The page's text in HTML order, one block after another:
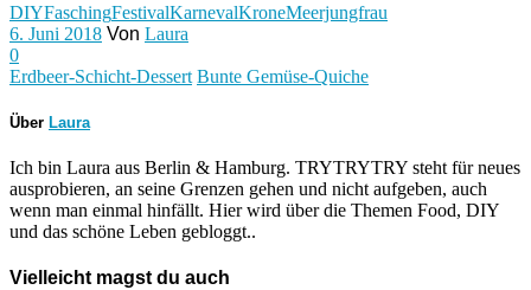
DIYFaschingFestivalKarnevalKroneMeerjungfrau
6. Juni 2018 Von Laura
0
Erdbeer-Schicht-Dessert Bunte Gemüse-Quiche
Über Laura
Ich bin Laura aus Berlin & Hamburg. TRYTRYTRY steht für neues
ausprobieren, an seine Grenzen gehen und nicht aufgeben, auch
wenn man einmal hinfällt. Hier wird über die Themen Food, DIY
und das schöne Leben gebloggt..
Vielleicht magst du auch